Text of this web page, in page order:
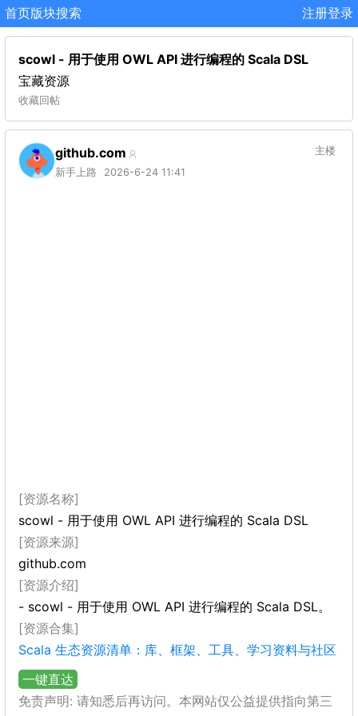
首页版块搜索 注册登录
scowl - 用于使用 OWL API 进行编程的 Scala DSL
宝藏资源
收藏回帖
github.com
新手上路 2026-6-24 11:41
主楼
[资源名称]
scowl - 用于使用 OWL API 进行编程的 Scala DSL
[资源来源]
github.com
[资源介绍]
- scowl - 用于使用 OWL API 进行编程的 Scala DSL。
[资源合集]
Scala 生态资源清单：库、框架、工具、学习资料与社区
一键直达
免责声明: 请知悉后再访问。本网站仅公益提供指向第三